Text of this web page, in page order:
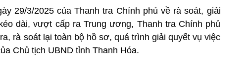
29/3/2025 của Thanh tra Chính phủ về rà soát, giải
dài, vượt cấp ra Trung ương, Thanh tra Chính phủ
rà soát lại toàn bộ hồ sơ, quá trình giải quyết vụ việc
Chủ tịch UBND tỉnh Thanh Hóa.